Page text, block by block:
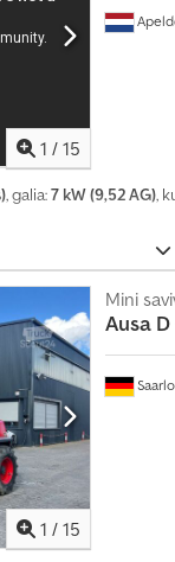
1 / 15
, galia:7 kW (9,52 AG),
1 / 15
Mini
Ausa